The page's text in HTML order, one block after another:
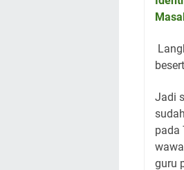
Jadi
pada
guru